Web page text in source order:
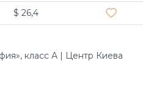
$ 26,4
класс А | Центр Киева